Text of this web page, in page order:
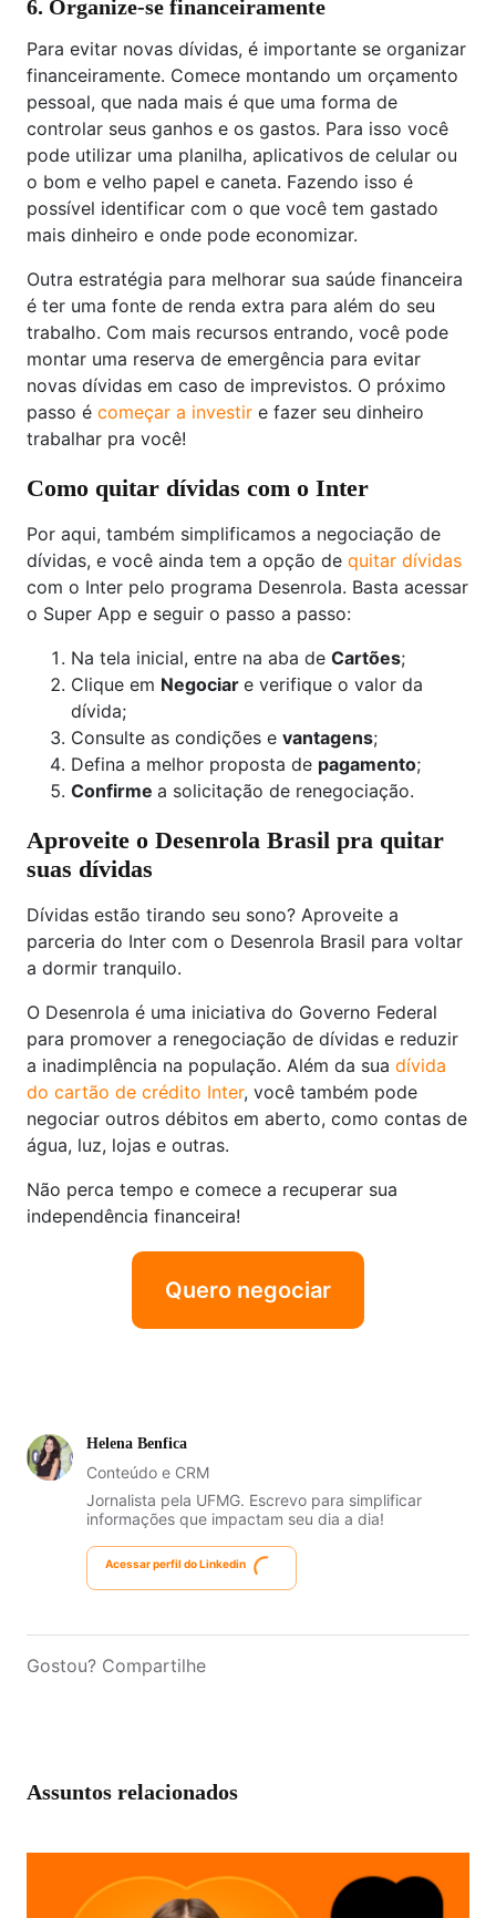
6. Organize-se financeiramente
Para evitar novas dívidas, é importante se organizar
financeiramente. Comece montando um orçamento
pessoal, que nada mais é que uma forma de
controlar seus ganhos e os gastos. Para isso você
pode utilizar uma planilha, aplicativos de celular ou
o bom e velho papel e caneta. Fazendo isso é
possível identificar com o que você tem gastado
mais dinheiro e onde pode economizar.
Outra estratégia para melhorar sua saúde financeira
é ter uma fonte de renda extra para além do seu
trabalho. Com mais recursos entrando, você pode
montar uma reserva de emergência para evitar
novas dívidas em caso de imprevistos. O próximo
passo é começar a investir e fazer seu dinheiro
trabalhar pra você!
Como quitar dívidas com o Inter
Por aqui, também simplificamos a negociação de
dívidas, e você ainda tem a opção de quitar dívidas
com o Inter pelo programa Desenrola. Basta acessar
o Super App e seguir o passo a passo:
Na tela inicial, entre na aba de Cartões;
Clique em Negociar e verifique o valor da
dívida;
Consulte as condições e vantagens;
Defina a melhor proposta de pagamento;
Confirme a solicitação de renegociação.
Aproveite o Desenrola Brasil pra quitar
suas dívidas
Dívidas estão tirando seu sono? Aproveite a
parceria do Inter com o Desenrola Brasil para voltar
a dormir tranquilo.
O Desenrola é uma iniciativa do Governo Federal
para promover a renegociação de dívidas e reduzir
a inadimplência na população. Além da sua dívida
do cartão de crédito Inter, você também pode
negociar outros débitos em aberto, como contas de
água, luz, lojas e outras.
Não perca tempo e comece a recuperar sua
independência financeira!
Quero negociar
Helena Benfica
Conteúdo e CRM
Jornalista pela UFMG. Escrevo para simplificar
informações que impactam seu dia a dia!
Acessar perfil do Linkedin
Gostou? Compartilhe
Assuntos relacionados